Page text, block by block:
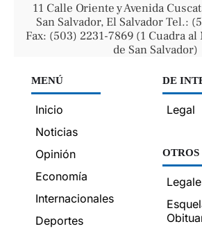
11 Calle Oriente y Avenida
San Salvador, El Salvador Tel.:
Fax: (503) 2231-7869 (1 Cuadra
de San Salvador)
MENÚ
Inicio
Noticias
Opinión
Economía
Internacionales
Deportes
DE
Legal
OTROS